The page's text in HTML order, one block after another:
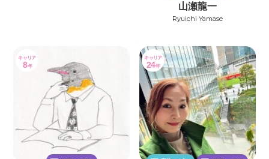
山瀬龍一
Ryuichi Yamase
キャリア
8年
キャリア
24年